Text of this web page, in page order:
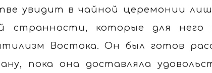
увидит в чайной церемонии
которые для него
Востока. Он был готов
пока она доставляла